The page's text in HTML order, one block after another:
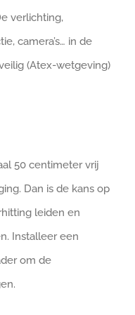
verlichting,
camera’s… in de
(Atex-wetgeving)
50 centimeter vrij
Dan is de kans op
leiden en
Installeer een
om de